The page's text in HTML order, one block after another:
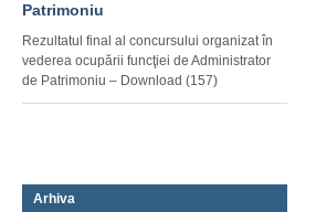
Patrimoniu
Rezultatul final al concursului organizat în
vederea ocupării funcţiei de Administrator
de Patrimoniu – Download (157)
Arhiva